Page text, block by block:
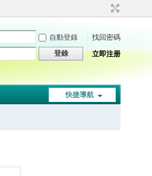
自動登錄
找回密碼
登錄 立即注册
快捷導航